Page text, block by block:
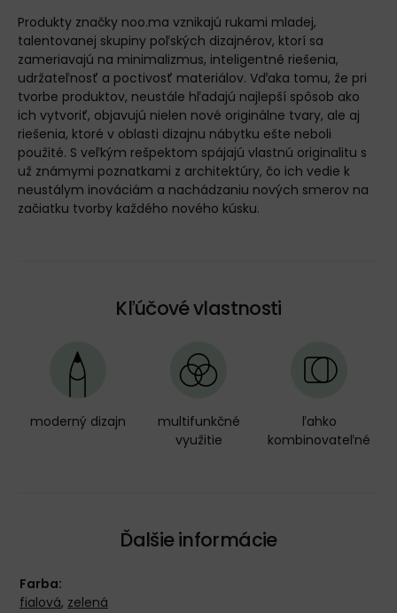
Produkty značky noo.ma vznikajú rukami mladej,
talentovanej skupiny poľských dizajnérov, ktorí sa
zameriavajú na minimalizmus, inteligentné riešenia,
udržateľnosť a poctivosť materiálov. Vďaka tomu, že pri
tvorbe produktov, neustále hľadajú najlepší spôsob ako
ich vytvoriť, objavujú nielen nové originálne tvary, ale aj
riešenia, ktoré v oblasti dizajnu nábytku ešte neboli
použité. S veľkým rešpektom spájajú vlastnú originalitu s
už známymi poznatkami z architektúry, čo ich vedie k
neustálym inováciám a nachádzaniu nových smerov na
začiatku tvorby každého nového kúsku.
Kľúčové vlastnosti
moderný dizajn
multifunkčné
využitie
ľahko
kombinovateľné
Ďalšie informácie
Farba:
fialová, zelená